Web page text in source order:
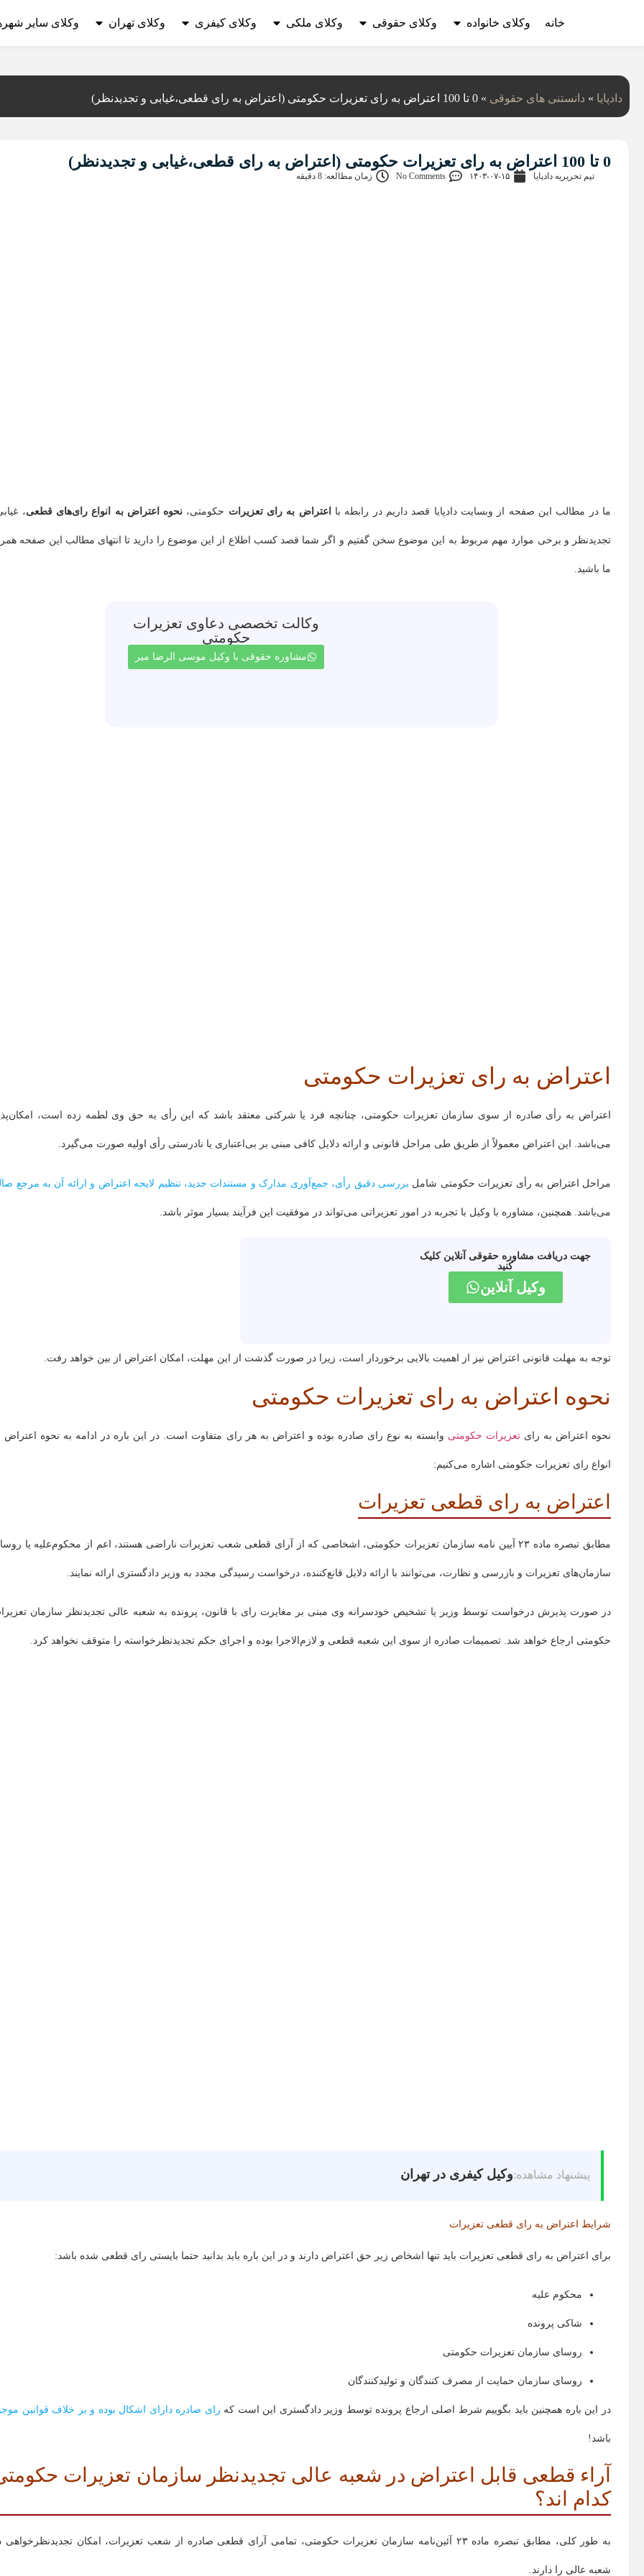
خانه وکلای خانواده وکلای حقوقی وکلای ملکی وکلای کیفری وکلای تهران وکلای سایر
دادپایا » دانستنی‌ های حقوقی » 0 تا 100 اعتراض به رای تعزیرات حکومتی (اعتراض به رای قطعی،غیابی و تجدیدنظر)
0 تا 100 اعتراض به رای تعزیرات حکومتی (اعتراض به رای قطعی،غیابی و تجدیدنظر)
تیم تحریریه دادپایا ۱۴۰۳-۰۷-۱۵ No Comments زمان مطالعه: 8 دقیقه
ما در مطالب این صفحه از وبسایت دادپایا قصد داریم در رابطه با اعتراض به رای تعزیرات حکومتی، نحوه اعتراض به انواع رای‌های قطعی،
تجدیدنظر و برخی موارد مهم مربوط به این موضوع سخن گفتیم و اگر شما قصد کسب اطلاع از این موضوع را دارید تا انتهای مطالب این صفحه
ما باشید.
وکالت تخصصی دعاوی تعزیرات
حکومتی
مشاوره حقوقی با وکیل موسی الرضا میر
اعتراض به رای تعزیرات حکومتی
اعتراض به رأی صادره از سوی سازمان تعزیرات حکومتی، چنانچه فرد یا شرکتی معتقد باشد که این رأی به حق وی لطمه زده است،
می‌باشد. این اعتراض معمولاً از طریق طی مراحل قانونی و ارائه دلایل کافی مبنی بر بی‌اعتباری یا نادرستی رأی اولیه صورت می‌گیرد.
مراحل اعتراض به رأی تعزیرات حکومتی شامل بررسی دقیق رأی، جمع‌آوری مدارک و مستندات جدید، تنظیم لایحه اعتراض و ارائه آن به مرجع
می‌باشد. همچنین، مشاوره با وکیل با تجربه در امور تعزیراتی می‌تواند در موفقیت این فرآیند بسیار موثر باشد.
جهت دریافت مشاوره حقوقی آنلاین کلیک
کنید
وکیل آنلاین
توجه به مهلت قانونی اعتراض نیز از اهمیت بالایی برخوردار است، زیرا در صورت گذشت از این مهلت، امکان اعتراض از بین خواهد رفت.
نحوه اعتراض به رای تعزیرات حکومتی
نحوه اعتراض به رایتعزیرات حکومتی وابسته به نوع رای صادره بوده و اعتراض به هر رای متفاوت است. در این باره در ادامه به نحوه اعتراض
انواع رای تعزیرات حکومتی اشاره می‌کنیم:
اعتراض به رای قطعی تعزیرات
مطابق تبصره ماده ۲۳ آیین نامه سازمان تعزیرات حکومتی، اشخاصی که از آرای قطعی شعب تعزیرات ناراضی هستند، اعم از محکوم‌علیه یا
سازمان‌های تعزیرات و بازرسی و نظارت، می‌توانند با ارائه دلایل قانع‌کننده، درخواست رسیدگی مجدد به وزیر دادگستری ارائه نمایند.
در صورت پذیرش درخواست توسط وزیر یا تشخیص خودسرانه وی مبنی بر مغایرت رای با قانون، پرونده به شعبه عالی تجدیدنظر سازمان
حکومتی ارجاع خواهد شد. تصمیمات صادره از سوی این شعبه قطعی و لازم‌الاجرا بوده و اجرای حکم تجدیدنظرخواسته را متوقف نخواهد کرد.
پیشنهاد مشاهده:وکیل کیفری در تهران
شرایط اعتراض به رای قطعی تعزیرات
برای اعتراض به رای قطعی تعزیرات باید تنها اشخاص زیر حق اعتراض دارند و در این باره باید بدانید حتما بایستی رای قطعی شده باشد:
محکوم علیه
شاکی پرونده
روسای سازمان تعزیرات حکومتی
روسای سازمان حمایت از مصرف کنندگان و تولیدکنندگان
در این باره همچنین باید بگوییم شرط اصلی ارجاع پرونده توسط وزیر دادگستری این است که رای صادره دارای اشکال بوده و بر خلاف قوانین
باشد!
آراء قطعی قابل اعتراض در شعبه عالی تجدیدنظر سازمان تعزیرات
کدام اند؟
به طور کلی، مطابق تبصره ماده ۲۳ آئین‌نامه سازمان تعزیرات حکومتی، تمامی آرای قطعی صادره از شعب تعزیرات، امکان تجدیدنظرخواهی
شعبه عالی را دارند.